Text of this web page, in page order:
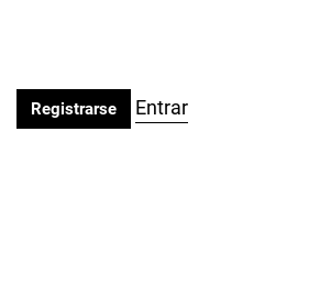
Registrarse Entrar